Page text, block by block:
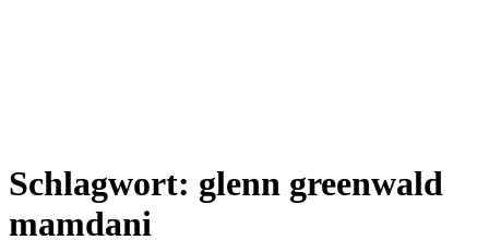
Schlagwort: glenn greenwald
mamdani